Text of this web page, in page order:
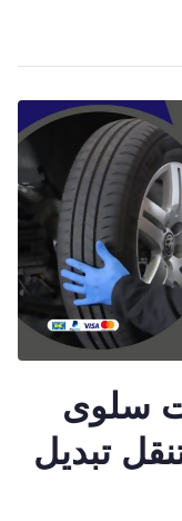
سلوى
متنقل تبديل